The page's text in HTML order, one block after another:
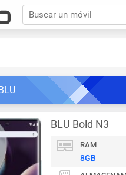
Buscar un móvil
BLU Bold N3
RAM
8GB